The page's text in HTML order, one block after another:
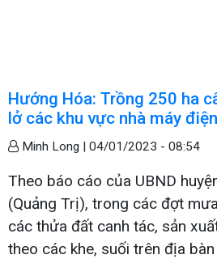
Hướng Hóa: Trồng 250 ha
lở các khu vực nhà máy
Minh Long | 04/01/2023 - 08:54
Theo báo cáo của UBND
(Quảng Trị), trong các đợt
các thửa đất canh tác, sản
theo các khe, suối trên địa